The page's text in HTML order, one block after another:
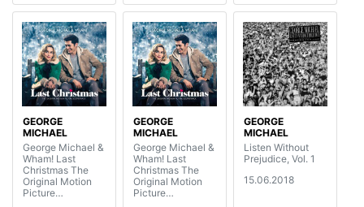
GEORGE
MICHAEL
George Michael &
Wham! Last
Christmas The
Original Motion
Picture
GEORGE
MICHAEL
George Michael &
Wham! Last
Christmas The
Original Motion
Picture
GEORGE
MICHAEL
Listen Without
Prejudice, Vol. 1
15.06.2018